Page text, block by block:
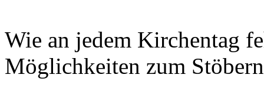
Wie an jedem Kirchentag
Möglichkeiten zum